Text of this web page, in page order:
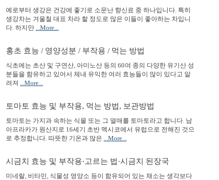
예로부터 생강은 건강에 좋기로 소문난 향신료 중 하나입니다. 특히
생강차는 겨울철 대표 차라 할 정도로 많은 이들이 좋아하는 차입니
다. 하지만
...More...
홍초 효능 / 영양성분 / 부작용 / 먹는 방법
식초에는 초산 및 구연산, 아미노산 등의 60여 종의 다양한 유기산 성
분들을 함유하고 있어서 체내 유익한 여러 효능들이 많이 있다고 알
려져
...More...
토마토 효능 및 부작용, 먹는 방법, 보관방법
토마토는 가지과 속하는 식물 또는 그 열매를 토마토라고 합니다. 남
아프라카가 원산지로 16세기 초반 멕시코에서 유럽으로 전해진 것으
로 추정합니다. 따뜻한 기온과 많은
...More...
시금치 효능 및 부작용·고르는 법·시금치 된장국
미네랄, 비타민, 식물성 영양소 등이 함유되어 있는 채소는 생각보다